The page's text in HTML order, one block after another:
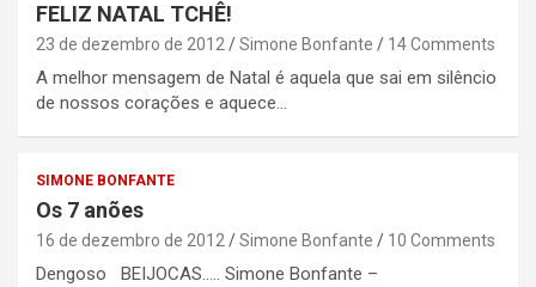
FELIZ NATAL TCHÊ!
23 de dezembro de 2012 Simone Bonfante 14 Comments
A melhor mensagem de Natal é aquela que sai em silêncio
de nossos corações e aquece…
SIMONE BONFANTE
Os 7 anões
16 de dezembro de 2012 Simone Bonfante 10 Comments
Dengoso BEIJOCAS….. Simone Bonfante –